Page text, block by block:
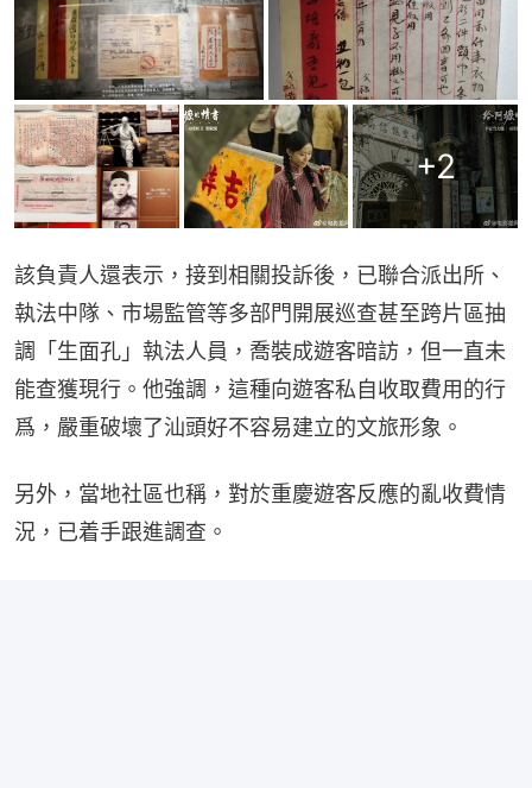
+2
該負責人還表示，接到相關投訴後，已聯合派出所、
執法中隊、市場監管等多部門開展巡查甚至跨片區抽
調「生面孔」執法人員，喬裝成遊客暗訪，但一直未
能查獲現行。他強調，這種向遊客私自收取費用的行
爲，嚴重破壞了汕頭好不容易建立的文旅形象。
另外，當地社區也稱，對於重慶遊客反應的亂收費情
況，已着手跟進調查。